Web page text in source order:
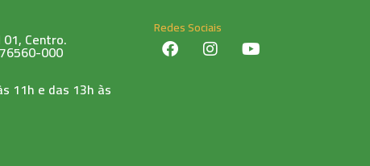
Centro.
000
11h e das 13h às
Redes Sociais